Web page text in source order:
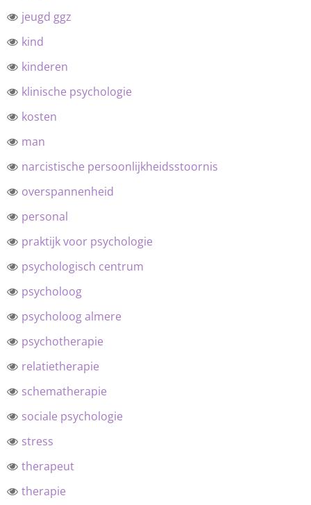
jeugd ggz
kind
kinderen
klinische psychologie
kosten
man
narcistische persoonlijkheidsstoornis
overspannenheid
personal
praktijk voor psychologie
psychologisch centrum
psycholoog
psycholoog almere
psychotherapie
relatietherapie
schematherapie
sociale psychologie
stress
therapeut
therapie